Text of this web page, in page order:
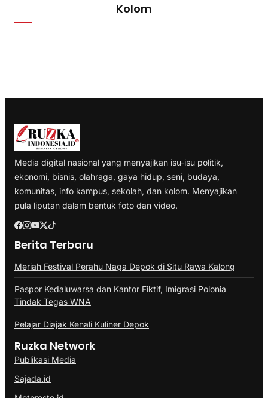
Kolom
Media digital nasional yang menyajikan isu-isu politik,
ekonomi, bisnis, olahraga, gaya hidup, seni, budaya,
komunitas, info kampus, sekolah, dan kolom. Menyajikan
pula liputan dalam bentuk foto dan video.
Berita Terbaru
Meriah Festival Perahu Naga Depok di Situ Rawa Kalong
Paspor Kedaluwarsa dan Kantor Fiktif, Imigrasi Polonia
Tindak Tegas WNA
Pelajar Diajak Kenali Kuliner Depok
Ruzka Network
Publikasi Media
Sajada.id